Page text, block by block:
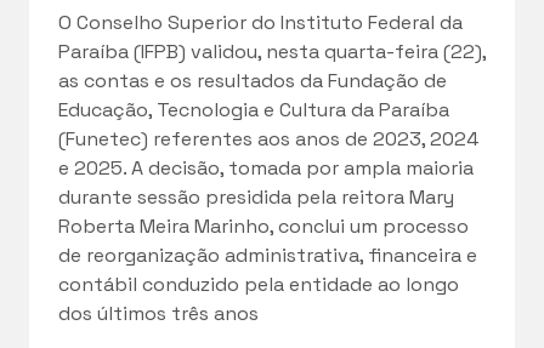
O Conselho Superior do Instituto Federal da
Paraíba (IFPB) validou, nesta quarta-feira (22),
as contas e os resultados da Fundação de
Educação, Tecnologia e Cultura da Paraíba
(Funetec) referentes aos anos de 2023, 2024
e 2025. A decisão, tomada por ampla maioria
durante sessão presidida pela reitora Mary
Roberta Meira Marinho, conclui um processo
de reorganização administrativa, financeira e
contábil conduzido pela entidade ao longo
dos últimos três anos